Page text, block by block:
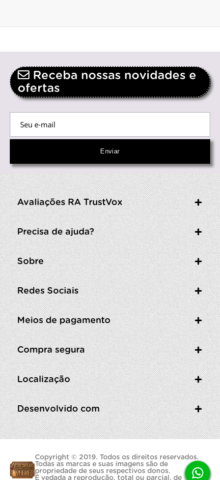
Receba nossas novidades e
ofertas
Avaliações RA TrustVox
Precisa de ajuda?
Sobre
Redes Sociais
Meios de pagamento
Compra segura
Localização
Desenvolvido com
Copyright © 2019. Todos os direitos reservados.
Todas as marcas e suas imagens são de
propriedade de seus respectivos donos.
É vedada a reprodução, total ou parcial, de